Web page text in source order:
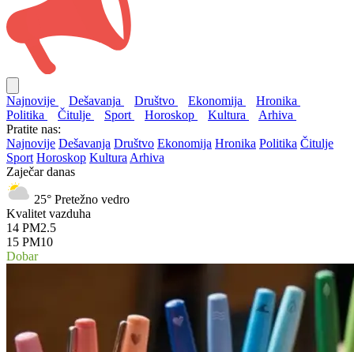
Najnovije Dešavanja Društvo Ekonomija
Hronika
Politika
Čitulje Sport Horoskop Kultura
Arhiva
Pratite nas:
Najnovije Dešavanja Društvo Ekonomija Hronika Politika Čitulje
Sport Horoskop Kultura Arhiva
Zaječar danas
25° Pretežno vedro
Kvalitet vazduha
14 PM2.5
15 PM10
Dobar